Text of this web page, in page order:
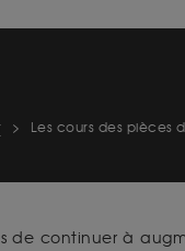
> Les cours des pièces
de continuer à